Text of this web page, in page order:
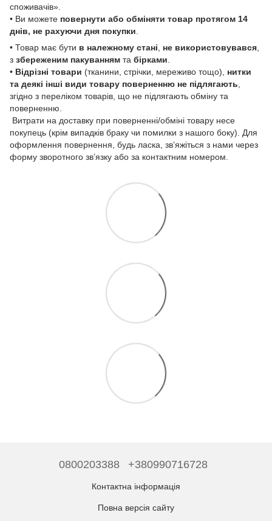
споживачів».
• Ви можете повернути або обміняти товар протягом 14
днів, не рахуючи дня покупки
• Товар має бути в належному стані не використовувався
з збереженим пакуванням та бірками
• Відрізні товари (тканини, стрічки, мереживо тощо), нитки
та деякі інші види товару поверненню не підлягають
згідно з переліком товарів, що не підлягають обміну та
поверненню.
Витрати на доставку при поверненні/обміні товару несе
покупець (крім випадків браку чи помилки з нашого боку). Для
оформлення повернення, будь ласка, зв’яжіться з нами через
форму зворотного зв’язку або за контактним номером.
0800203388 +380990716728
Контактна інформація
Повна версія сайту